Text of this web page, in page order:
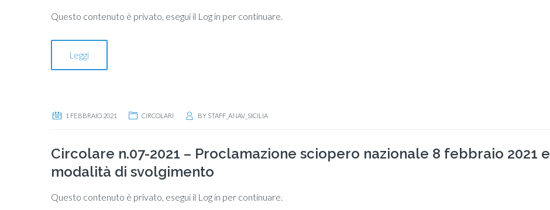
Questo contenuto è privato, esegui il Log in per continuare.
Leggi
1 FEBBRAIO 2021 CIRCOLARI BY STAFF_ANAV_SICILIA
Circolare n.07-2021 – Proclamazione sciopero nazionale 8 febbraio 2021 e
modalità di svolgimento
Questo contenuto è privato, esegui il Log in per continuare.